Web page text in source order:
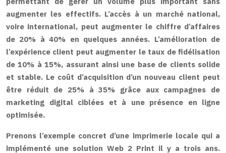
augmenter les effectifs. L’accès à un marché national,
voire international, peut augmenter le chiffre d’affaires
de 20% à 40% en quelques années. L’amélioration de
l’expérience client peut augmenter le taux de fidélisation
de 10% à 15%, assurant ainsi une base de clients solide
et stable. Le coût d’acquisition d’un nouveau client peut
être réduit de 25% à 35% grâce aux campagnes de
marketing digital ciblées et à une présence en ligne
optimisée.
Prenons l’exemple concret d’une imprimerie locale qui a
implémenté une solution Web 2 Print il y a trois ans.